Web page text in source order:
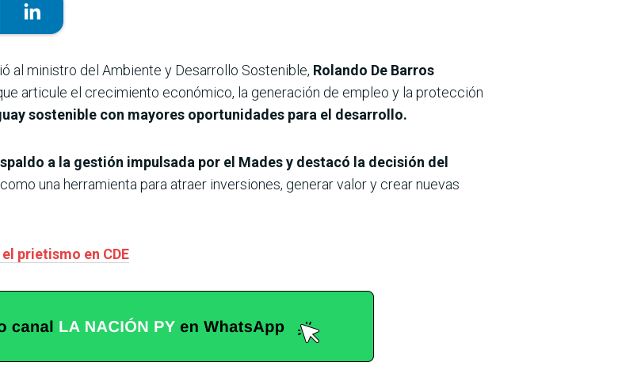
al ministro del Ambiente y Desarrollo Sostenible, Rolando De Barros
articule el crecimiento económico, la generación de empleo y la protección
sostenible con mayores oportunidades para el desarrollo.
a la gestión impulsada por el Mades y destacó la decisión del
como una herramienta para atraer inversiones, generar valor y crear nuevas
prietismo en CDE